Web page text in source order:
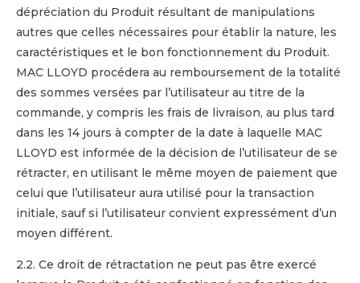
dépréciation du Produit résultant de manipulations
autres que celles nécessaires pour établir la nature, les
caractéristiques et le bon fonctionnement du Produit.
MAC LLOYD procédera au remboursement de la totalité
des sommes versées par l’utilisateur au titre de la
commande, y compris les frais de livraison, au plus tard
dans les 14 jours à compter de la date à laquelle MAC
LLOYD est informée de la décision de l’utilisateur de se
rétracter, en utilisant le même moyen de paiement que
celui que l’utilisateur aura utilisé pour la transaction
initiale, sauf si l’utilisateur convient expressément d’un
moyen différent.
2.2. Ce droit de rétractation ne peut pas être exercé